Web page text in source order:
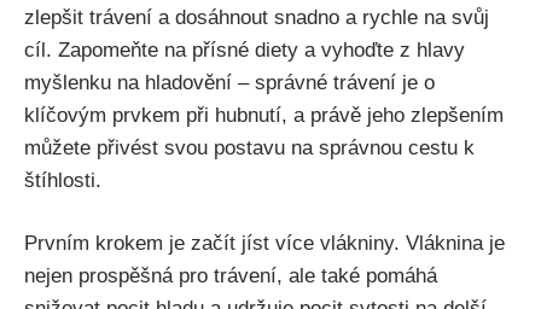
zlepšit trávení a​ dosáhnout snadno a rychle na svůj
cíl. Zapomeňte na přísné ‌diety a vyhoďte​ z ​hlavy
myšlenku ‍na⁤ hladovění – správné ⁤trávení ‌je o
klíčovým prvkem při hubnutí, ⁢a ⁣právě‍ jeho zlepšením
můžete‌ přivést svou postavu na správnou cestu k⁣
štíhlosti.
Prvním krokem​ je začít ⁢jíst ⁤více⁢ vlákniny. Vláknina je​
nejen prospěšná pro trávení, ale také ⁢pomáhá